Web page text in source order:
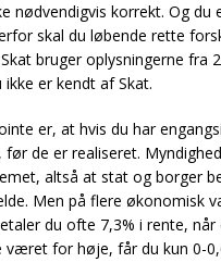
nødvendigvis korrekt. Og
skal du løbende rette
bruger oplysningerne
ikke er kendt af Skat.
er, at hvis du har
før de er realiseret.
altså at stat og borger
Men på flere økonomisk
du ofte 7,3% i rente,
været for høje, får du kun 0-